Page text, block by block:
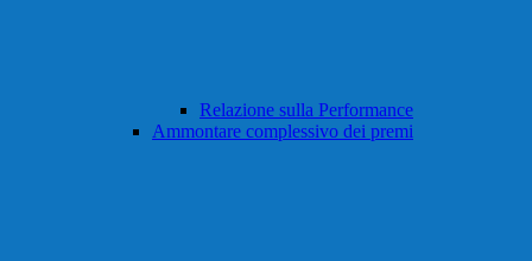
Relazione sulla Performance
Ammontare complessivo dei premi